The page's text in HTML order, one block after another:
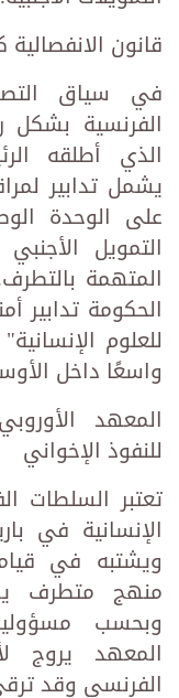
قانون
في سياق
الفرنسية بشكل
الذي أطلقه
يشمل تدابير
على الوحدة
التمويل
الحكومة تدابير
للعلوم
واسعًا داخل
المعهد
للنفوذ الإخواني
تعتبر السلطات
الإنسانية في
ويشتبه في
منهج متطرف
وبحسب
المعهد يروج
الفرنسي وقد